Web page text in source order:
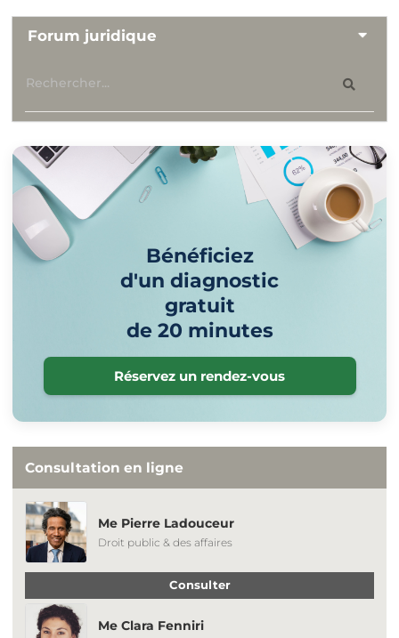
Forum juridique
Bénéficiez
d'un diagnostic
gratuit
de 20 minutes
Réservez un rendez-vous
Consultation en ligne
Me Pierre Ladouceur
Droit public & des affaires
Consulter
Me Clara Fenniri